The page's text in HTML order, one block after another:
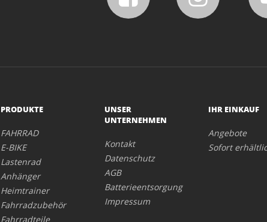
PRODUKTE
FAHRRAD
E-BIKE
Lastenrad
Anhänger
Heimtrainer
Fahrradzubehör
Fahrradteile
UNSER
UNTERNEHMEN
Kontakt
Datenschutz
AGB
Batterieentsorgung
Impressum
IHR EINKAUF
Angebote
Sofort